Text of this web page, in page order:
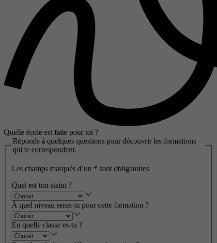
Quelle école est faite pour toi ?
Réponds à quelques questions pour découvrir les formations
qui te correspondent.
Les champs marqués d’un * sont obligatoires
Quel est ton statut ?
À quel niveau seras-tu pour cette formation ?
En quelle classe es-tu ?